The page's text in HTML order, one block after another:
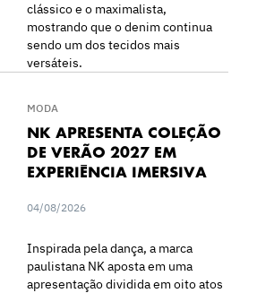
clássico e o maximalista,
mostrando que o denim continua
sendo um dos tecidos mais
versáteis.
MODA
NK APRESENTA COLEÇÃO
DE VERÃO 2027 EM
EXPERIÊNCIA IMERSIVA
04/08/2026
Inspirada pela dança, a marca
paulistana NK aposta em uma
apresentação dividida em oito atos